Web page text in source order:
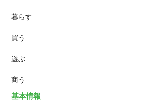
スイーツ
ランチ
カフェ
暮らす
買う
遊ぶ
商う
基本情報